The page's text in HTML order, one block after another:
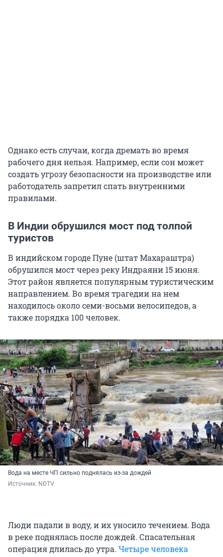
Однако есть случаи, когда дремать во время
рабочего дня нельзя. Например, если сон может
создать угрозу безопасности на производстве или
работодатель запретил спать внутренними
правилами.
В Индии обрушился мост под толпой
туристов
В индийском городе Пуне (штат Махараштра)
обрушился мост через реку Индраяни 15 июня.
Этот район является популярным туристическим
направлением. Во время трагедии на нем
находилось около семи-восьми велосипедов, а
также порядка 100 человек.
Вода на месте ЧП сильно поднялась из-за дождей
Источник: NDTV
Люди падали в воду, и их уносило течением. Вода
в реке поднялась после дождей. Спасательная
операция длилась до утра. Четыре человека